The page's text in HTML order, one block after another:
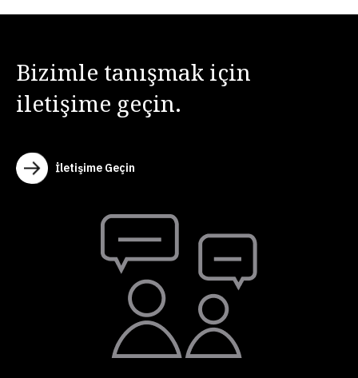
Bizimle tanışmak için
iletişime geçin.
İletişime Geçin